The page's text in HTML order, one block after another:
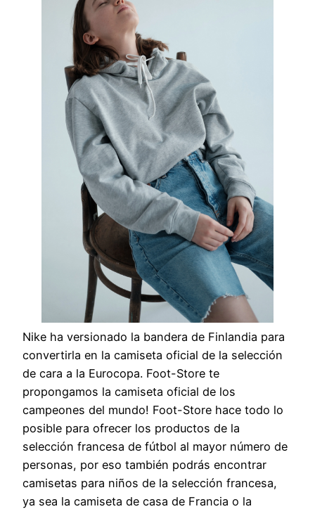
Nike ha versionado la bandera de Finlandia para
convertirla en la camiseta oficial de la selección
de cara a la Eurocopa. Foot-Store te
propongamos la camiseta oficial de los
campeones del mundo! Foot-Store hace todo lo
posible para ofrecer los productos de la
selección francesa de fútbol al mayor número de
personas, por eso también podrás encontrar
camisetas para niños de la selección francesa,
ya sea la camiseta de casa de Francia o la